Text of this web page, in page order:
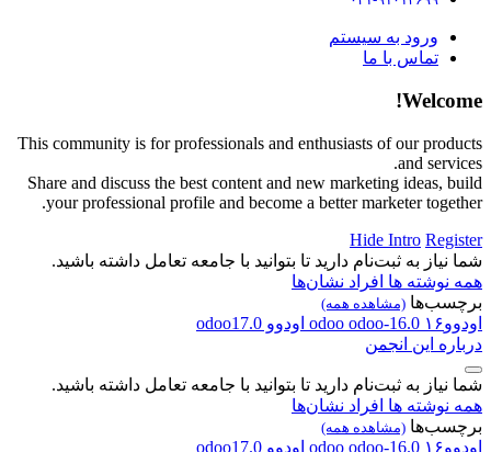
ورود به سیستم
تماس با ما
Welcome!
This community is for professionals and enthusiasts of our products
and services.
Share and discuss the best content and new marketing ideas, build
your professional profile and become a better marketer together.
Hide Intro Register
شما نیاز به ثبت‌نام دارید تا بتوانید با جامعه تعامل داشته باشید.
همه نوشته ها افراد نشان‌ها
برچسب‌ها (مشاهده همه)
اودوو۱۶ odoo odoo-16.0 اودوو odoo17.0
درباره این انجمن
شما نیاز به ثبت‌نام دارید تا بتوانید با جامعه تعامل داشته باشید.
همه نوشته ها افراد نشان‌ها
برچسب‌ها (مشاهده همه)
اودوو۱۶ odoo odoo-16.0 اودوو odoo17.0